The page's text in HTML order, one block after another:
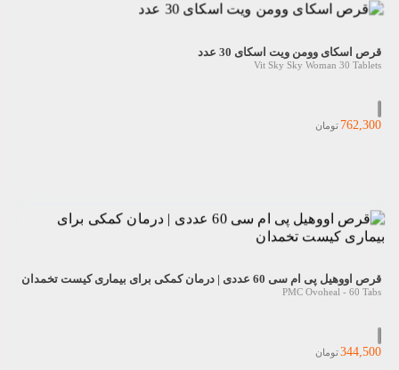
قرص اسکای وومن ویت اسکای 30 عدد
Vit Sky Sky Woman 30 Tablets
762,300 تومان
قرص اووهیل پی ام سی 60 عددی | درمان کمکی برای بیماری کیست تخمدان
PMC Ovoheal - 60 Tabs
344,500تومان